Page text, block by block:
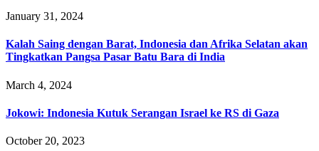
January 31, 2024
Kalah Saing dengan Barat, Indonesia dan Afrika Selatan akan
Tingkatkan Pangsa Pasar Batu Bara di India
March 4, 2024
Jokowi: Indonesia Kutuk Serangan Israel ke RS di Gaza
October 20, 2023